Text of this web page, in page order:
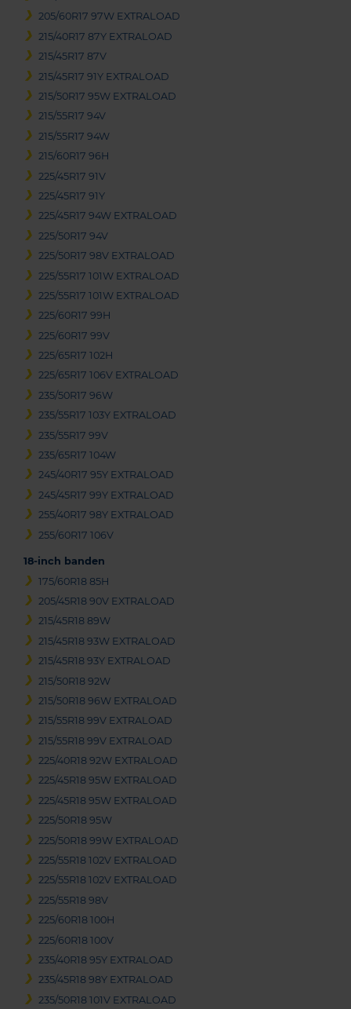
205/60R17 97W EXTRALOAD
215/40R17 87Y EXTRALOAD
215/45R17 87V
215/45R17 91Y EXTRALOAD
215/50R17 95W EXTRALOAD
215/55R17 94V
215/55R17 94W
215/60R17 96H
225/45R17 91V
225/45R17 91Y
225/45R17 94W EXTRALOAD
225/50R17 94V
225/50R17 98V EXTRALOAD
225/55R17 101W EXTRALOAD
225/55R17 101W EXTRALOAD
225/60R17 99H
225/60R17 99V
225/65R17 102H
225/65R17 106V EXTRALOAD
235/50R17 96W
235/55R17 103Y EXTRALOAD
235/55R17 99V
235/65R17 104W
245/40R17 95Y EXTRALOAD
245/45R17 99Y EXTRALOAD
255/40R17 98Y EXTRALOAD
255/60R17 106V
18-inch banden
175/60R18 85H
205/45R18 90V EXTRALOAD
215/45R18 89W
215/45R18 93W EXTRALOAD
215/45R18 93Y EXTRALOAD
215/50R18 92W
215/50R18 96W EXTRALOAD
215/55R18 99V EXTRALOAD
215/55R18 99V EXTRALOAD
225/40R18 92W EXTRALOAD
225/45R18 95W EXTRALOAD
225/45R18 95W EXTRALOAD
225/50R18 95W
225/50R18 99W EXTRALOAD
225/55R18 102V EXTRALOAD
225/55R18 102V EXTRALOAD
225/55R18 98V
225/60R18 100H
225/60R18 100V
235/40R18 95Y EXTRALOAD
235/45R18 98Y EXTRALOAD
235/50R18 101V EXTRALOAD